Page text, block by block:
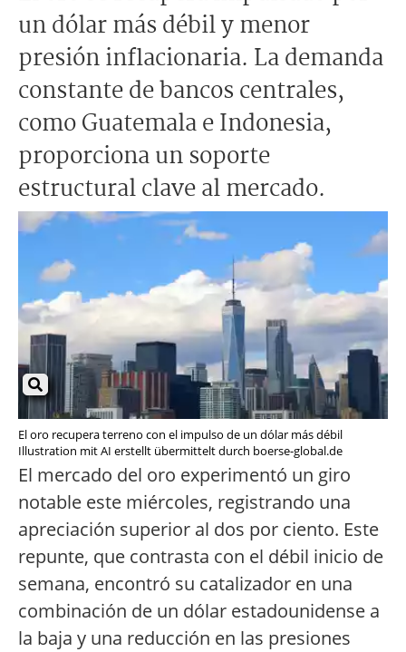
un dólar más débil y menor
presión inflacionaria. La demanda
constante de bancos centrales,
como Guatemala e Indonesia,
proporciona un soporte
estructural clave al mercado.
El oro recupera terreno con el impulso de un dólar más débil
Illustration mit AI erstellt übermittelt durch boerse-global.de
El mercado del oro experimentó un giro
notable este miércoles, registrando una
apreciación superior al dos por ciento. Este
repunte, que contrasta con el débil inicio de
semana, encontró su catalizador en una
combinación de un dólar estadounidense a
la baja y una reducción en las presiones